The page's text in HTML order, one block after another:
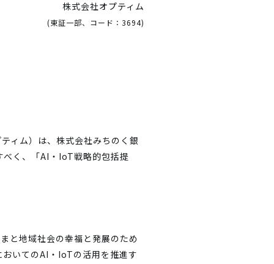
株式会社オプティム
(東証一部、コード：3694)
ィム）は、株式会社みちのく銀
べく、「AI・IoT戦略的包括提
と地域社会の幸福と発展のため
いてのAI・IoTの活用を推進す